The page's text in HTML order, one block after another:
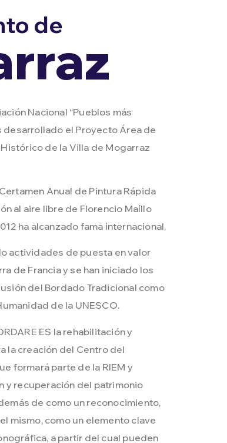
de
Nacional “Pueblos más
desarrollado el Proyecto Área de
de la Villa de Mogarraz
Anual de Pintura Rápida
al aire libre de Florencio Maíllo
ha alcanzado fama internacional.
actividades de puesta en valor
de Francia y se han iniciado los
del Bordado Tradicional como
de la UNESCO.
ES la rehabilitación y
la creación del Centro del
formará parte de la RIEM y
y recuperación del patrimonio
de como un reconocimiento,
mismo, como un elemento clave
a partir del cual pueden